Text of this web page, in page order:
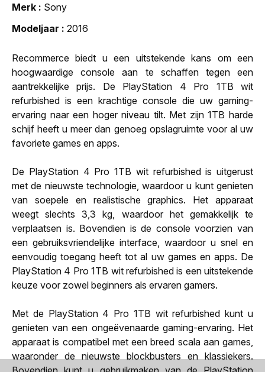
Merk
Sony
Modeljaar
2016
Recommerce biedt u een uitstekende kans om een
hoogwaardige console aan te schaffen tegen een
aantrekkelijke prijs. De PlayStation 4 Pro 1TB wit
refurbished is een krachtige console die uw gaming-
ervaring naar een hoger niveau tilt. Met zijn 1TB harde
schijf heeft u meer dan genoeg opslagruimte voor al uw
favoriete games en apps.
De PlayStation 4 Pro 1TB wit refurbished is uitgerust
met de nieuwste technologie, waardoor u kunt genieten
van soepele en realistische graphics. Het apparaat
weegt slechts 3,3 kg, waardoor het gemakkelijk te
verplaatsen is. Bovendien is de console voorzien van
een gebruiksvriendelijke interface, waardoor u snel en
eenvoudig toegang heeft tot al uw games en apps. De
PlayStation 4 Pro 1TB wit refurbished is een uitstekende
keuze voor zowel beginners als ervaren gamers.
Met de PlayStation 4 Pro 1TB wit refurbished kunt u
genieten van een ongeëvenaarde gaming-ervaring. Het
apparaat is compatibel met een breed scala aan games,
waaronder de nieuwste blockbusters en klassiekers.